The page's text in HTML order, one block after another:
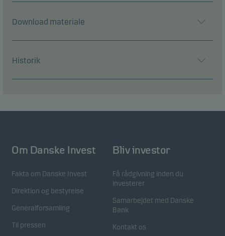
Download materiale
Historik
Om Danske Invest
Fakta om Danske Invest
Direktion og bestyrelse
Generalforsamling
Til pressen
Bliv investor
Få rådgivning inden du
investerer
Samarbejdet med Danske
Bank
Kontakt os